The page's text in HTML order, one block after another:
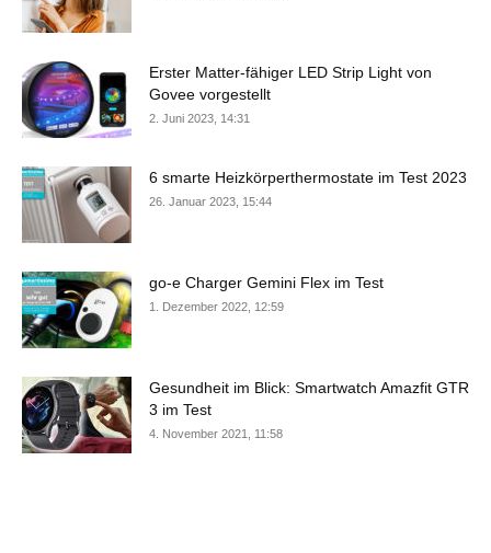
Erster Matter-fähiger LED Strip Light von
Govee vorgestellt
2. Juni 2023, 14:31
6 smarte Heizkörperthermostate im Test 2023
26. Januar 2023, 15:44
go-e Charger Gemini Flex im Test
1. Dezember 2022, 12:59
Gesundheit im Blick: Smartwatch Amazfit GTR
3 im Test
4. November 2021, 11:58